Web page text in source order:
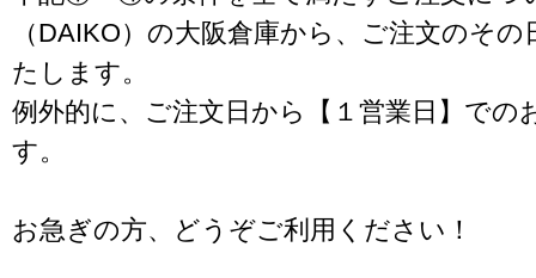
（DAIKO）の大阪倉庫から、ご注文のそ
たします。
例外的に、ご注文日から【１営業日】での
す。
お急ぎの方、どうぞご利用ください！